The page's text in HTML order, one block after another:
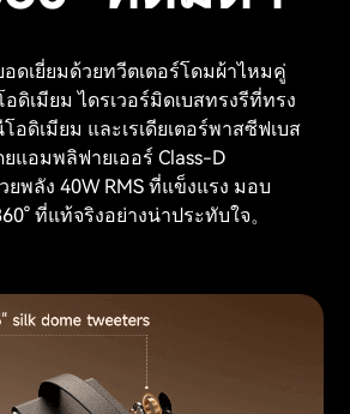
อดเยี่ยมด้วยทวีตเตอร์โดมผ้าไหมคู่
ดิเมียม ไดรเวอร์มิดเบสทรงรีที่ทรง
ดิเมียม และเรเดียเตอร์พาสซีฟเบส
แอมพลิฟายเออร์ Class-D
พลัง 40W RMS ที่แข็งแรง มอบ
ที่แท้จริงอย่างน่าประทับใจ。